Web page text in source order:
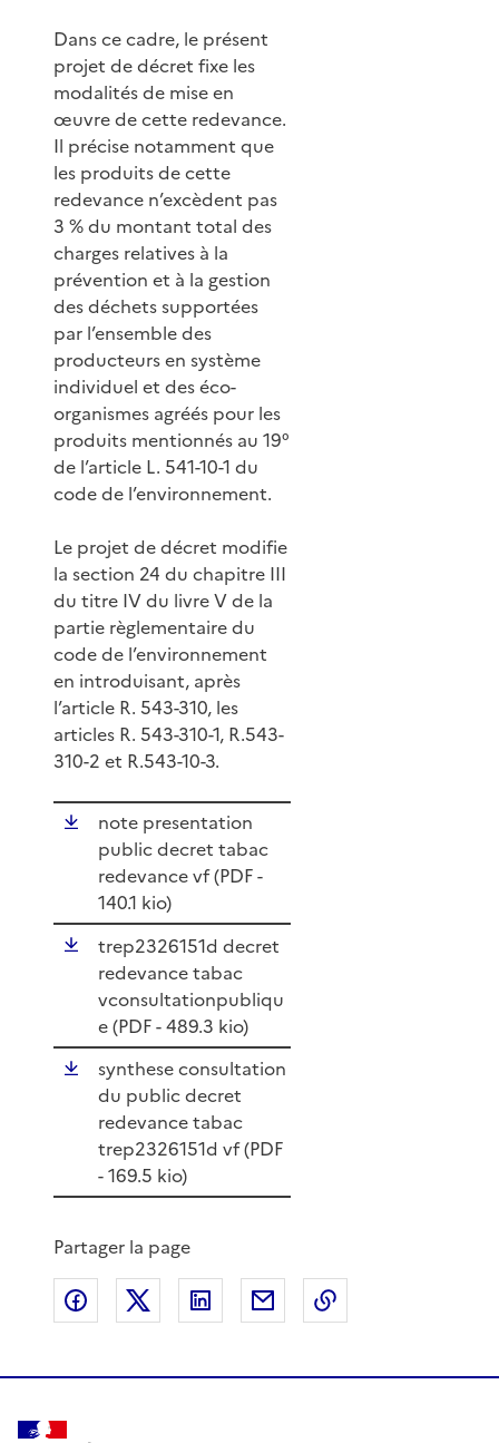
Dans ce cadre, le présent
projet de décret fixe les
modalités de mise en
œuvre de cette redevance.
Il précise notamment que
les produits de cette
redevance n’excèdent pas
3 % du montant total des
charges relatives à la
prévention et à la gestion
des déchets supportées
par l’ensemble des
producteurs en système
individuel et des éco-
organismes agréés pour les
produits mentionnés au 19°
de l’article L. 541-10-1 du
code de l’environnement.
Le projet de décret modifie
la section 24 du chapitre III
du titre IV du livre V de la
partie règlementaire du
code de l’environnement
en introduisant, après
l’article R. 543-310, les
articles R. 543-310-1, R.543-
310-2 et R.543-10-3.
note presentation
public decret tabac
redevance vf (PDF-
140.1 kio)
trep2326151d decret
redevance tabac
vconsultationpubliqu
e (PDF- 489.3 kio)
synthese consultation
du public decret
redevance tabac
trep2326151d vf (PDF
- 169.5 kio)
Partager la page
Partager sur Facebook
Partager sur XPartager sur LinkedIn
Partager par email